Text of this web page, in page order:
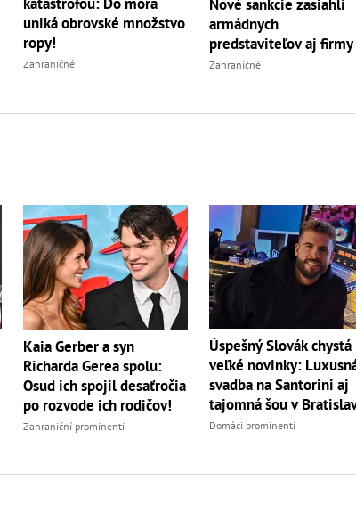
uniká obrovské množstvo
ropy!
Zahraničné
Nové sankcie zasiahli
armádnych
predstaviteľov aj firmy
Zahraničné
Kaia Gerber a syn
Richarda Gerea spolu:
Osud ich spojil desaťročia
po rozvode ich rodičov!
Zahraniční prominenti
Úspešný Slovák chystá
veľké novinky:
svadba na Santorini aj
tajomná šou v
Domáci prominenti